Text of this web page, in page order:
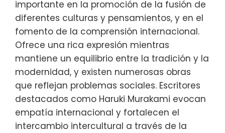
importante en la promoción de la fusión de
diferentes culturas y pensamientos, y en el
fomento de la comprensión internacional.
Ofrece una rica expresión mientras
mantiene un equilibrio entre la tradición y la
modernidad, y existen numerosas obras
que reflejan problemas sociales. Escritores
destacados como Haruki Murakami evocan
empatía internacional y fortalecen el
intercambio intercultural a través de la